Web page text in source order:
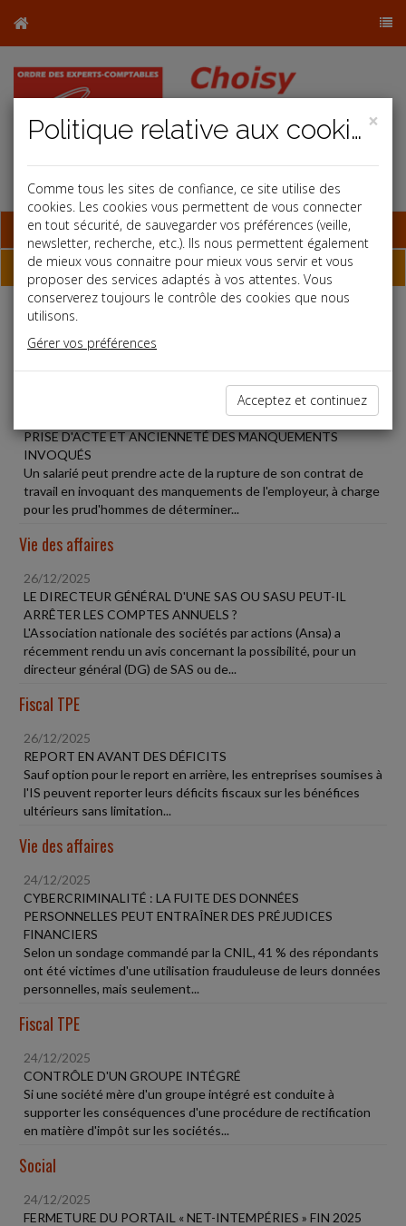
Base documentaire
Dépêches
Liste des dernières dépêches
PRISE D'ACTE ET ANCIENNETÉ DES MANQUEMENTS
INVOQUÉS
Un salarié peut prendre acte de la rupture de son contrat de
travail en invoquant des manquements de l'employeur, à charge
pour les prud'hommes de déterminer...
Vie des affaires
26/12/2025
LE DIRECTEUR GÉNÉRAL D'UNE SAS OU SASU PEUT-IL
ARRÊTER LES COMPTES ANNUELS ?
L'Association nationale des sociétés par actions (Ansa) a
récemment rendu un avis concernant la possibilité, pour un
directeur général (DG) de SAS ou de...
Fiscal TPE
26/12/2025
REPORT EN AVANT DES DÉFICITS
Sauf option pour le report en arrière, les entreprises soumises à
l'IS peuvent reporter leurs déficits fiscaux sur les bénéfices
ultérieurs sans limitation...
Vie des affaires
24/12/2025
CYBERCRIMINALITÉ : LA FUITE DES DONNÉES
PERSONNELLES PEUT ENTRAÎNER DES PRÉJUDICES
FINANCIERS
Selon un sondage commandé par la CNIL, 41 % des répondants
ont été victimes d'une utilisation frauduleuse de leurs données
personnelles, mais seulement...
Fiscal TPE
24/12/2025
CONTRÔLE D'UN GROUPE INTÉGRÉ
Si une société mère d'un groupe intégré est conduite à
supporter les conséquences d'une procédure de rectification
en matière d'impôt sur les sociétés...
Social
24/12/2025
FERMETURE DU PORTAIL « NET-INTEMPÉRIES » FIN 2025
×
Politique relative aux cookies
Comme tous les sites de confiance, ce site utilise des
cookies. Les cookies vous permettent de vous connecter
en tout sécurité, de sauvegarder vos préférences (veille,
newsletter, recherche, etc.). Ils nous permettent également
de mieux vous connaitre pour mieux vous servir et vous
proposer des services adaptés à vos attentes. Vous
conserverez toujours le contrôle des cookies que nous
utilisons.
Gérer vos préférences
Acceptez et continuez